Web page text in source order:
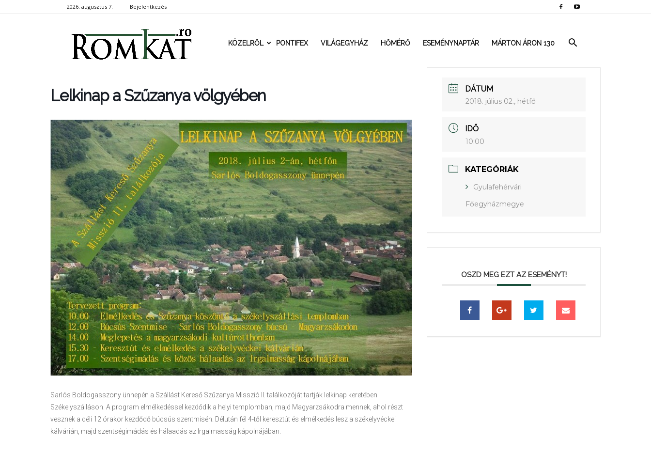
2026. augusztus 7. Bejelentkezés
RomKat.roKÖZELRŐL PONTIFEX VILÁGEGYHÁZ HŐMÉRŐ ESEMÉNYNAPTÁR MÁRTON ÁRON 130
Lelkinap a Szűzanya völgyében
Sarlós Boldogasszony ünnepén a Szállást Kereső Szűzanya Misszió II. találkozóját tartják lelkinap keretében
Székelyszálláson. A program elmélkedéssel kezdődik a helyi templomban, majd Magyarzsákodra mennek, ahol részt
vesznek a déli 12 órakor kezdődő búcsús szentmisén. Délután fél 4-től keresztút és elmélkedés lesz a székelyvéckei
kálvárián, majd szentségimádás és hálaadás az Irgalmasság kápolnájában.
DÁTUM
2018. július 02., hétfő
IDŐ
10:00
KATEGÓRIÁK
Gyulafehérvári
Főegyházmegye
OSZD MEG EZT AZ ESEMÉNYT!